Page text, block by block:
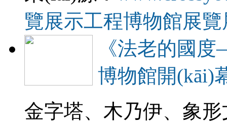
覽展示工程博物館展
《法老的國
博物館開(kāi)
金字塔、木乃伊